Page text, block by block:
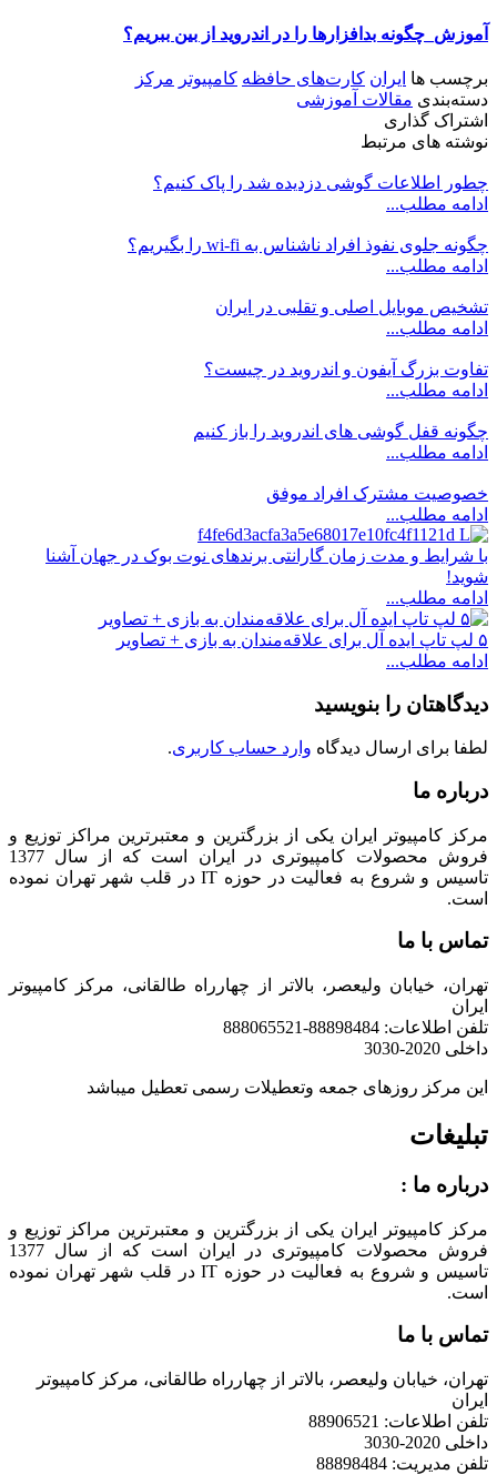
آموزش_چگونه بدافزارها را در اندروید از بین ببریم؟
برچسب ها ایران کارت‌های حافظه کامپیوتر مرکز
دسته‌بندی مقالات آموزشی
اشتراک گذاری
نوشته های مرتبط
چطور اطلاعات گوشی دزدیده شد را پاک کنیم؟
ادامه مطلب...
چگونه جلوی نفوذ افراد ناشناس به wi-fi را بگیریم؟
ادامه مطلب...
تشخیص موبایل اصلی و تقلبی در ایران
ادامه مطلب...
تفاوت بزرگ آیفون و اندروید در چیست؟
ادامه مطلب...
چگونه قفل گوشی های اندروید را باز کنیم
ادامه مطلب...
خصوصیت مشترک افراد موفق
ادامه مطلب...
با شرایط و مدت زمان گارانتی برندهای نوت بوک در جهان آشنا
شوید!
ادامه مطلب...
۵ لپ تاپ ایده آل برای علاقه‌مندان به بازی + تصاویر
ادامه مطلب...
دیدگاهتان را بنویسید
لطفا برای ارسال دیدگاه وارد حساب کاربری.
درباره ما
مرکز کامپیوتر ایران یکی از بزرگترین و معتبرترین مراکز توزیع و
فروش محصولات کامپیوتری در ایران است که از سال 1377
تاسیس و شروع به فعالیت در حوزه IT در قلب شهر تهران نموده
است.
تماس با ما
تهران، خیابان ولیعصر، بالاتر از چهارراه طالقانی، مرکز کامپیوتر
ایران
تلفن اطلاعات: 88898484-888065521
داخلی 2020-3030
این مرکز روزهای جمعه وتعطیلات رسمی تعطیل میباشد
تبلیغات
درباره ما :
مرکز کامپیوتر ایران یکی از بزرگترین و معتبرترین مراکز توزیع و
فروش محصولات کامپیوتری در ایران است که از سال 1377
تاسیس و شروع به فعالیت در حوزه IT در قلب شهر تهران نموده
است.
تماس با ما
تهران، خیابان ولیعصر، بالاتر از چهارراه طالقانی، مرکز کامپیوتر
ایران
تلفن اطلاعات: 88906521
داخلی 2020-3030
تلفن مدیریت: 88898484